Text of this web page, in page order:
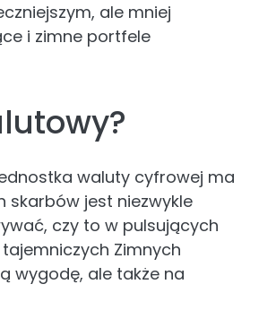
ale mniej
i zimne portfele
waluty cyfrowej ma
skarbów jest niezwykle
czy to w pulsujących
Zimnych
wygodę, ale także na